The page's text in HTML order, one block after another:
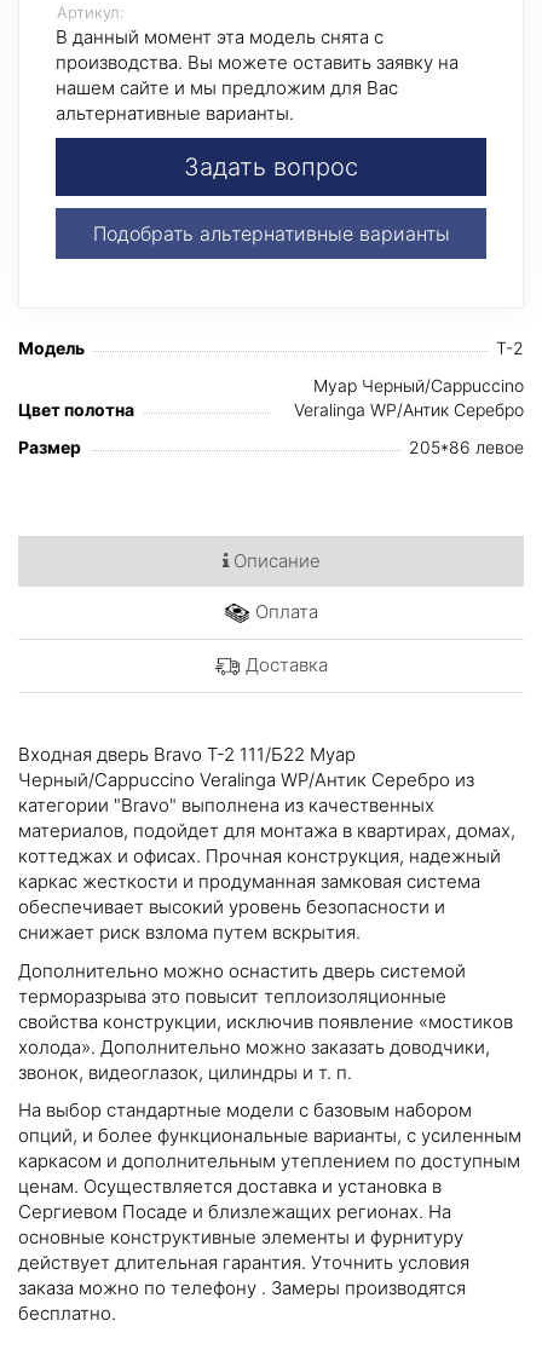
Артикул:
В данный момент эта модель снята с
производства. Вы можете оставить заявку на
нашем сайте и мы предложим для Вас
альтернативные варианты.
Задать вопрос
Подобрать альтернативные варианты
Модель T-2
Цвет полотна
Муар Черный/Cappuccino
Veralinga WP/Антик Серебро
Размер
205*86 левое
Описание
Оплата
Доставка
Входная дверь Bravo T-2 111/Б22 Муар
Черный/Cappuccino Veralinga WP/Антик Серебро из
категории "Bravo" выполнена из качественных
материалов, подойдет для монтажа в квартирах, домах,
коттеджах и офисах. Прочная конструкция, надежный
каркас жесткости и продуманная замковая система
обеспечивает высокий уровень безопасности и
снижает риск взлома путем вскрытия.
Дополнительно можно оснастить дверь системой
терморазрыва это повысит теплоизоляционные
свойства конструкции, исключив появление «мостиков
холода». Дополнительно можно заказать доводчики,
звонок, видеоглазок, цилиндры и т. п.
На выбор стандартные модели с базовым набором
опций, и более функциональные варианты, с усиленным
каркасом и дополнительным утеплением по доступным
ценам. Осуществляется доставка и установка в
Сергиевом Посаде и близлежащих регионах. На
основные конструктивные элементы и фурнитуру
действует длительная гарантия. Уточнить условия
заказа можно по телефону . Замеры производятся
бесплатно.